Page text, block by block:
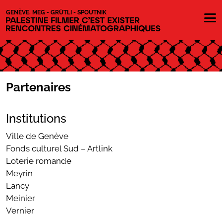
GENÈVE, MEG - GRÜTLI - SPOUTNIK
Partenaires
Institutions
Ville de Genève
Fonds culturel Sud – Artlink
Loterie romande
Meyrin
Lancy
Meinier
Vernier
S'abonner à notre newsletter
Ne manquez pas les nouveautés que nous
réservons à nos fidèles abonnés.
Votre adresse de messagerie est uniquement utilisée pour vous
envoyer notre lettre d'information ainsi que des informations
concernant nos activités. Vous pouvez à tout moment utiliser le